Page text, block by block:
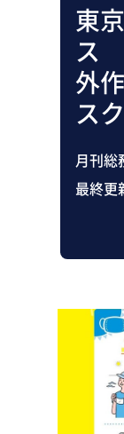
東
ス
外
ス
月刊総
最終更